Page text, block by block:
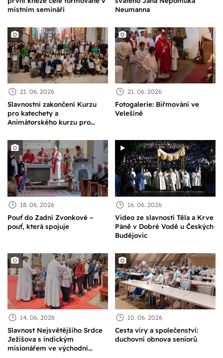
místním semináři
Neumanna
21. 06. 2026
Slavnostní zakončení Kurzu
pro katechety a
Animátorského kurzu pro
katedrále
21. 06. 2026
Fotogalerie: Biřmování ve
Velešíně
18. 06. 2026
Pouť do Zadní Zvonkové –
pouť, která spojuje
16. 06. 2026
Video ze slavnosti Těla a Krve
Páně v Dobré Vodě u Českých
Budějovic
14. 06. 2026
Slavnost Nejsvětějšího Srdce
Ježíšova s indickým
misionářem ve východní
10. 06. 2026
Cesta víry a společenství:
duchovní obnova seniorů